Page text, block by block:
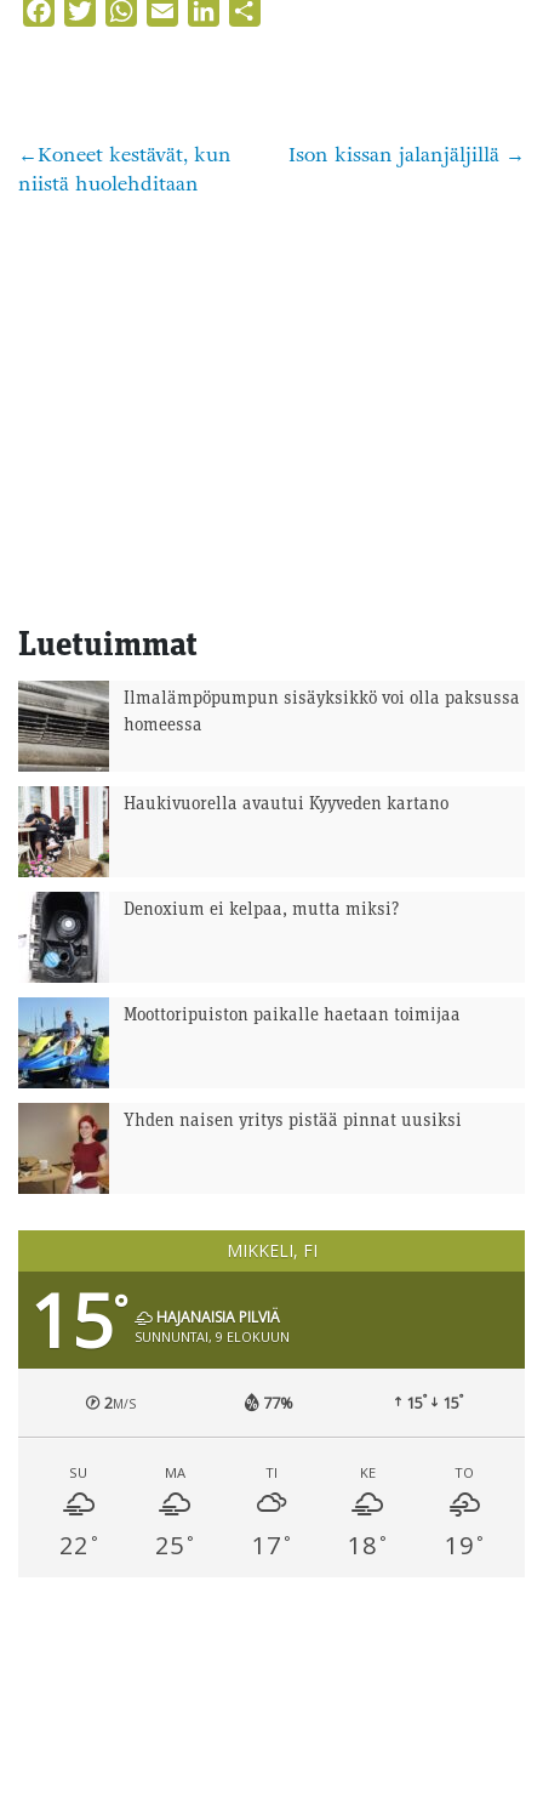
FacebookTwitterWhatsApp
Email LinkedIn
Artikkelien
Koneet kestävät, kun
niistä huolehditaan
Ison kissan jalanjäljillä
Luetuimmat
Ilmalämpöpumpun sisäyksikkö voi olla paksussa
homeessa
Haukivuorella avautui Kyyveden kartano
Denoxium ei kelpaa, mutta miksi?
Moottoripuiston paikalle haetaan toimijaa
Yhden naisen yritys pistää pinnat uusiksi
MIKKELI, FI
15° HAJANAISIA PILVIÄ
SUNNUNTAI, 9 ELOKUUN
2M/S 77% 15° 15°
SU
22 °
MA
25 °
TI
17 °
KE
18 °
TO
19 °